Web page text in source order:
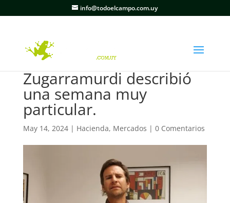
info@todoelcampo.com.uy
Zugarramurdi describió
una semana muy
particular.
May 14, 2024| Hacienda, Mercados | 0 Comentarios